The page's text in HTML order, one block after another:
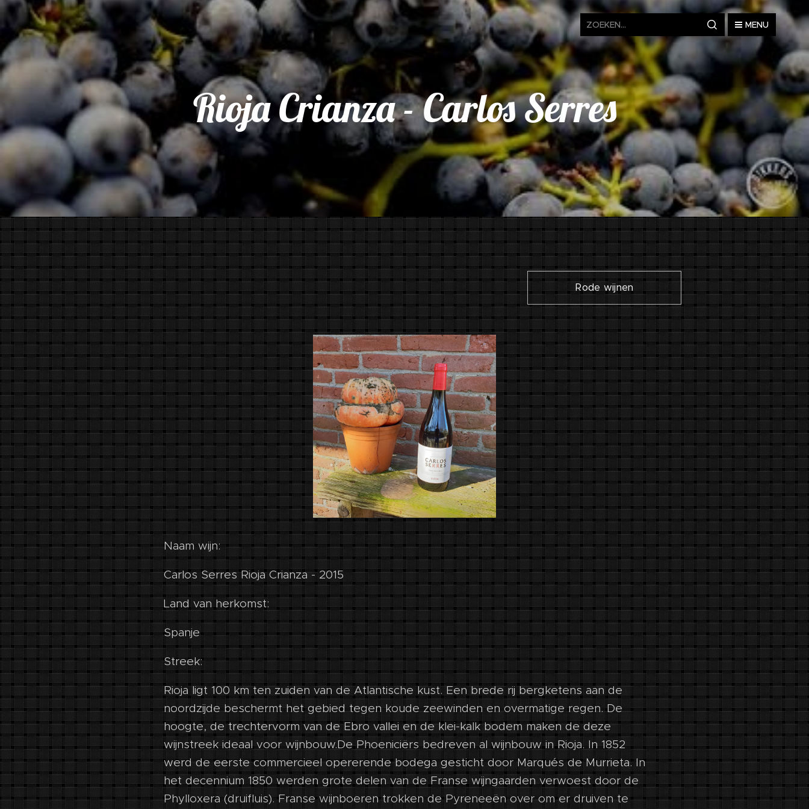
MENU
Rioja Crianza - Carlos Serres
Rode wijnen
Naam wijn:
Carlos Serres Rioja Crianza - 2015
Land van herkomst:
Spanje
Streek:
Rioja ligt 100 km ten zuiden van de Atlantische kust. Een brede rij bergketens aan de
noordzijde beschermt het gebied tegen koude zeewinden en overmatige regen. De
hoogte, de trechtervorm van de Ebro vallei en de klei-kalk bodem maken de deze
wijnstreek ideaal voor wijnbouw.De Phoeniciërs bedreven al wijnbouw in Rioja. In 1852
werd de eerste commercieel opererende bodega gesticht door Marqués de Murrieta. In
het decennium 1850 werden grote delen van de Franse wijngaarden verwoest door de
Phylloxera (druifluis). Franse wijnboeren trokken de Pyreneeën over om er druiven te